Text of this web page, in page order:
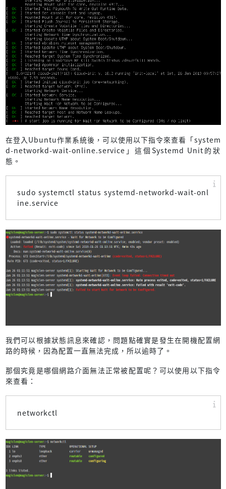
在登入Ubuntu作業系統後，可以使用以下指令來查看「system
d-networkd-wait-online.service」這個Systemd Unit的狀
態。
sudo systemctl status systemd-networkd-wait-onl
ine.service
我們可以根據狀態訊息來確認，問題點確實是發生在開機配置網
路的時候，因為配置一直無法完成，所以逾時了。
那個究竟是哪個網路介面無法正常被配置呢？可以使用以下指令
來查看：
networkctl